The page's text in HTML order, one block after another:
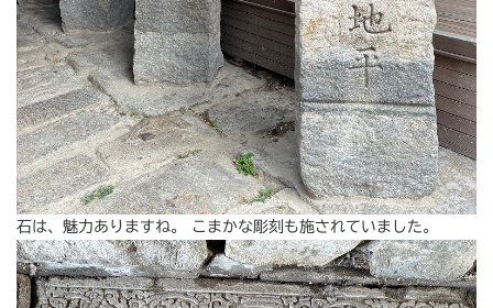
石は、魅力ありますね。 こまかな彫刻も施されていました。